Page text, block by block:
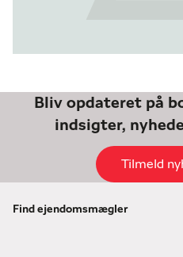
Bliv opdateret på
indsigter,
Tilmeld
Find ejendomsmægler